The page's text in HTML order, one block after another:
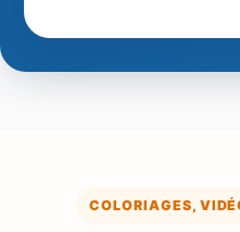
COLORIAGES,